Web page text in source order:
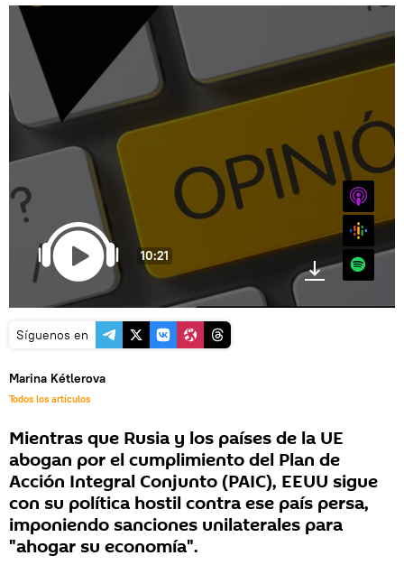
10:21
iTunes
Spotify
Síguenos en
Marina Kétlerova
Todos los artículos
Mientras que Rusia y los países de la UE
abogan por el cumplimiento del Plan de
Acción Integral Conjunto (PAIC), EEUU sigue
con su política hostil contra ese país persa,
imponiendo sanciones unilaterales para
"ahogar su economía".